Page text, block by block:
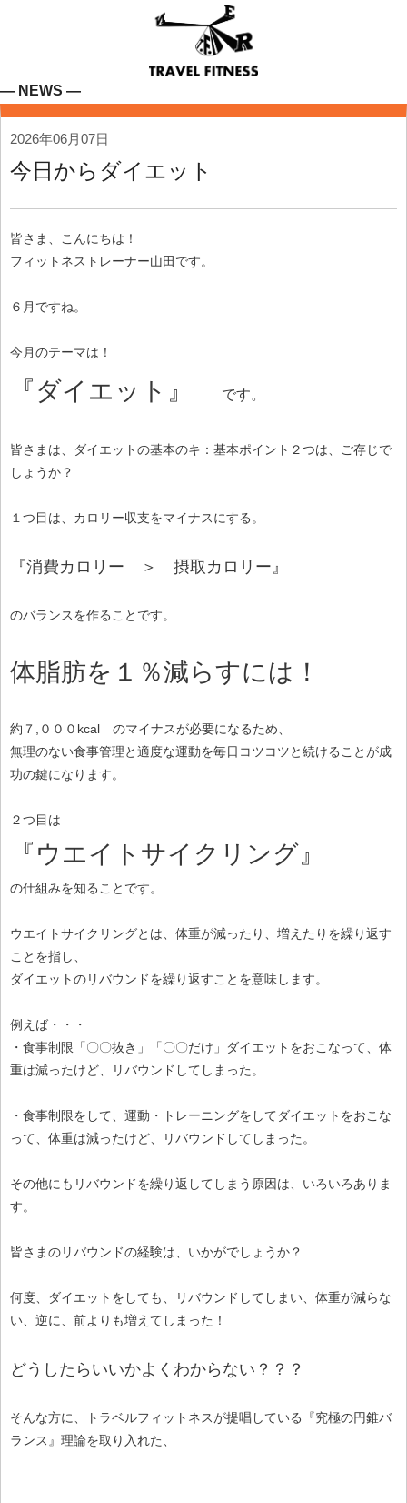
― NEWS ―
2026年06月07日
今日からダイエット
皆さま、こんにちは！
フィットネストレーナー山田です。
６月ですね。
今月のテーマは！
『ダイエット』 です。
皆さまは、ダイエットの基本のキ：基本ポイント２つは、ご存じで
しょうか？
１つ目は、カロリー収支をマイナスにする。
『消費カロリー ＞ 摂取カロリー』
のバランスを作ることです。
体脂肪を１％減らすには！
約７,０００kcal のマイナスが必要になるため、
無理のない食事管理と適度な運動を毎日コツコツと続けることが成
功の鍵になります。
２つ目は
『ウエイトサイクリング』
の仕組みを知ることです。
ウエイトサイクリングとは、体重が減ったり、増えたりを繰り返す
ことを指し、
ダイエットのリバウンドを繰り返すことを意味します。
例えば・・・
・食事制限「〇〇抜き」「〇〇だけ」ダイエットをおこなって、体
重は減ったけど、リバウンドしてしまった。
・食事制限をして、運動・トレーニングをしてダイエットをおこな
って、体重は減ったけど、リバウンドしてしまった。
その他にもリバウンドを繰り返してしまう原因は、いろいろありま
す。
皆さまのリバウンドの経験は、いかがでしょうか？
何度、ダイエットをしても、リバウンドしてしまい、体重が減らな
い、逆に、前よりも増えてしまった！
どうしたらいいかよくわからない？？？
そんな方に、トラベルフィットネスが提唱している『究極の円錐バ
ランス』理論を取り入れた、